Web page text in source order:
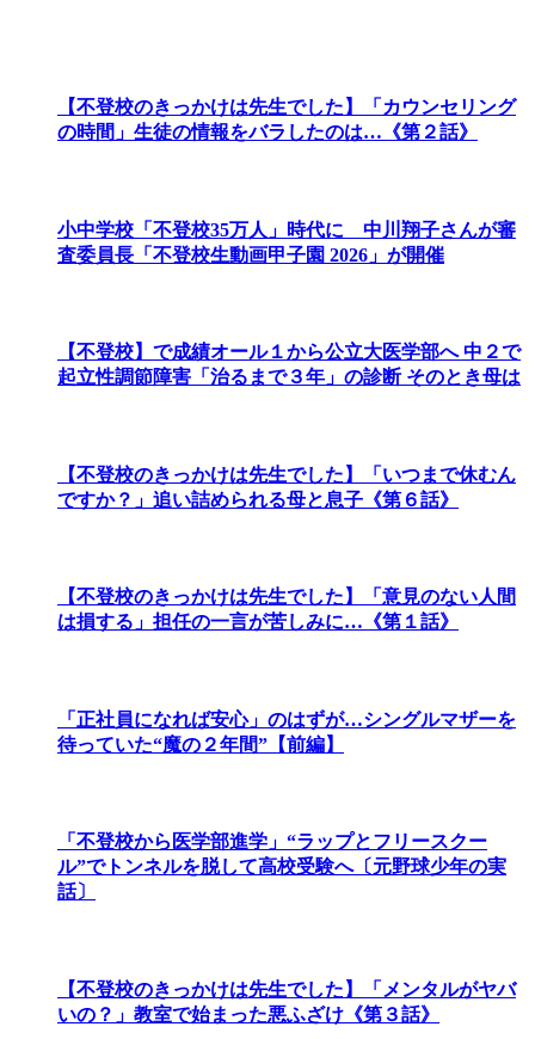
【不登校のきっかけは先生でした】「カウンセリング
の時間」生徒の情報をバラしたのは…《第２話》
小中学校「不登校35万人」時代に 中川翔子さんが審
査委員長「不登校生動画甲子園 2026」が開催
【不登校】で成績オール１から公立大医学部へ 中２で
起立性調節障害「治るまで３年」の診断 そのとき母は
【不登校のきっかけは先生でした】「いつまで休むん
ですか？」追い詰められる母と息子《第６話》
【不登校のきっかけは先生でした】「意見のない人間
は損する」担任の一言が苦しみに…《第１話》
「正社員になれば安心」のはずが…シングルマザーを
待っていた“魔の２年間”【前編】
「不登校から医学部進学」“ラップとフリースクー
ル”でトンネルを脱して高校受験へ〔元野球少年の実
話〕
【不登校のきっかけは先生でした】「メンタルがヤバ
いの？」教室で始まった悪ふざけ《第３話》